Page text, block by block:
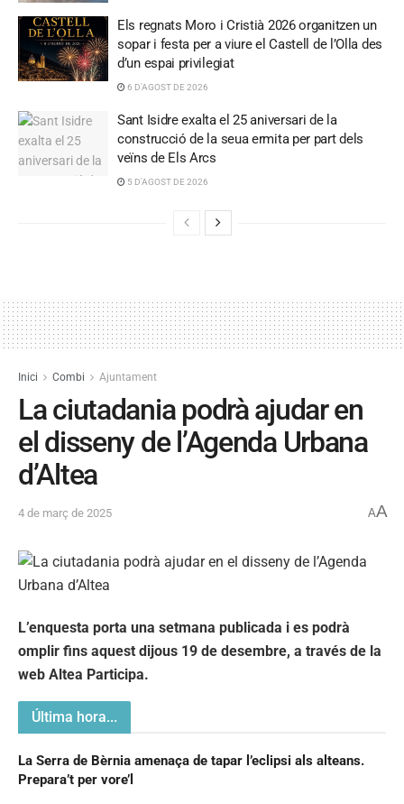
Els regnats Moro i Cristià 2026 organitzen un
sopar i festa per a viure el Castell de l’Olla des
d’un espai privilegiat
6 D'AGOST DE 2026
Sant Isidre exalta el 25 aniversari de la
construcció de la seua ermita per part dels
veïns de Els Arcs
5 D'AGOST DE 2026
Inici Combi Ajuntament
La ciutadania podrà ajudar en
el disseny de l’Agenda Urbana
d’Altea
4 de març de 2025 AA
L’enquesta porta una setmana publicada i es podrà
omplir fins aquest dijous 19 de desembre, a través de la
web Altea Participa.
Última hora...
La Serra de Bèrnia amenaça de tapar l’eclipsi als alteans.
Prepara’t per vore’l